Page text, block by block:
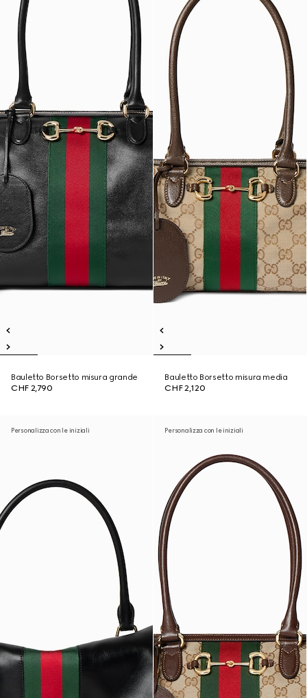
Bauletto Borsetto misura grande
CHF 2,790
Bauletto Borsetto misura media
CHF 2,120
Personalizza con le iniziali Personalizza con le iniziali